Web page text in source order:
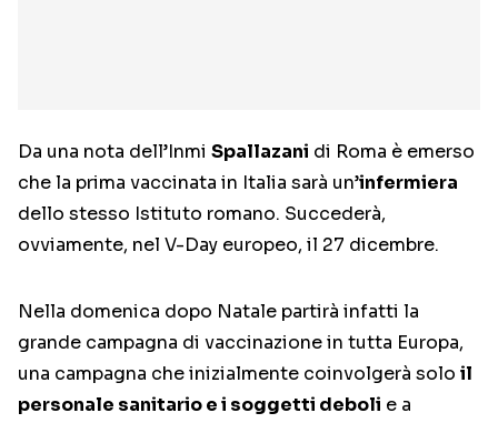
Da una nota dell’Inmi Spallazani di Roma è emerso
che la prima vaccinata in Italia sarà un’infermiera
dello stesso Istituto romano. Succederà,
ovviamente, nel V-Day europeo, il 27 dicembre.
Nella domenica dopo Natale partirà infatti la
grande campagna di vaccinazione in tutta Europa,
una campagna che inizialmente coinvolgerà solo il
personale sanitario e i soggetti deboli e a